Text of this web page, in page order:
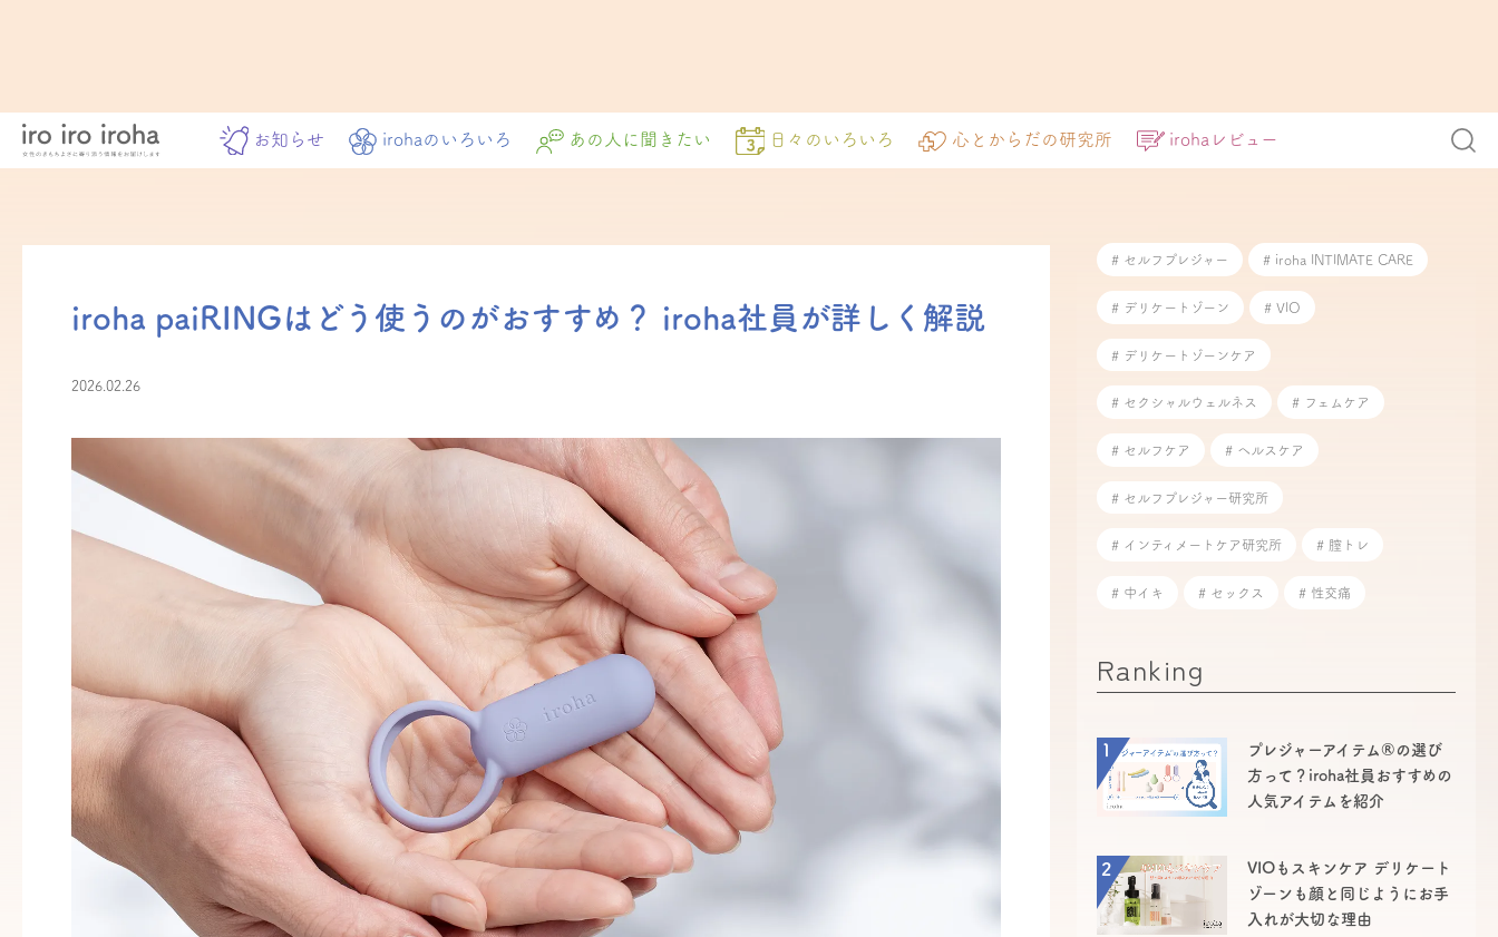
お知らせ irohaのいろいろ あの人に聞きたい 日々のいろいろ 心とからだの研究所 irohaレビュー
iroha paiRINGはどう使うのがおすすめ？ iroha社員が詳しく解説
2026.02.26
# セルフプレジャー # iroha INTIMATE CARE
# デリケートゾーン # VIO
# デリケートゾーンケア
# セクシャルウェルネス # フェムケア
# セルフケア # ヘルスケア
# セルフプレジャー研究所
# インティメートケア研究所 # 膣トレ
# 中イキ # セックス # 性交痛
Ranking
1
プレジャーアイテム®の選び
方って？iroha社員おすすめの
人気アイテムを紹介
2
VIOもスキンケア デリケート
ゾーンも顔と同じようにお手
入れが大切な理由